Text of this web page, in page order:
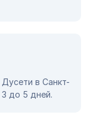
в Санкт-
до 5 дней.